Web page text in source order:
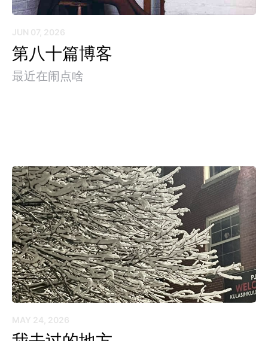
JUN 07, 2026
第八十篇博客
最近在闹点啥
MAY 24, 2026